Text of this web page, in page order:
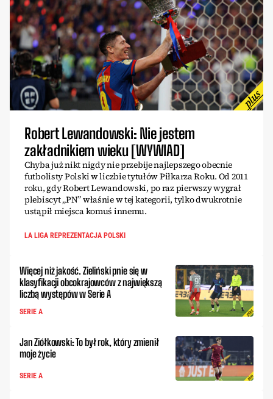
Robert Lewandowski: Nie jestem
zakładnikiem wieku [WYWIAD]
Chyba już nikt nigdy nie przebije najlepszego obecnie
futbolisty Polski w liczbie tytułów Piłkarza Roku. Od 2011
roku, gdy Robert Lewandowski, po raz pierwszy wygrał
plebiscyt „PN” właśnie w tej kategorii, tylko dwukrotnie
ustąpił miejsca komuś innemu.
LA LIGA REPREZENTACJA POLSKI
Więcej niż jakość. Zieliński pnie się w
klasyfikacji obcokrajowców z największą
liczbą występów w Serie A
SERIE A
Jan Ziółkowski: To był rok, który zmienił
moje życie
SERIE A